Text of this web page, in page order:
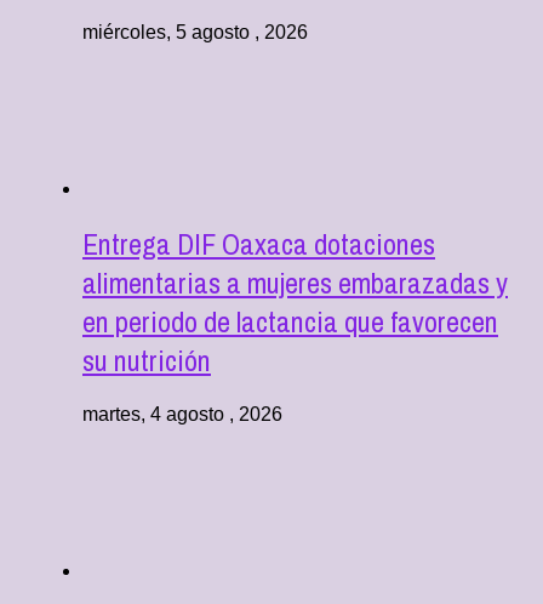
miércoles, 5 agosto , 2026
Entrega DIF Oaxaca dotaciones
alimentarias a mujeres embarazadas y
en periodo de lactancia que favorecen
su nutrición
martes, 4 agosto , 2026